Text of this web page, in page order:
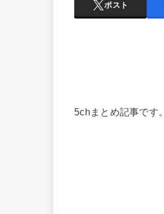
ポスト
5chまとめ記事です。